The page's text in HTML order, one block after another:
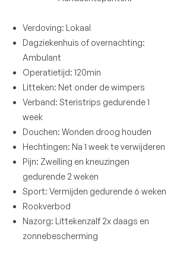
Verdoving: Lokaal
Dagziekenhuis of overnachting:
Ambulant
Operatietijd: 120min
Litteken: Net onder de wimpers
Verband: Steristrips gedurende 1
week
Douchen: Wonden droog houden
Hechtingen: Na 1 week te verwijderen
Pijn: Zwelling en kneuzingen
gedurende 2 weken
Sport: Vermijden gedurende 6 weken
Rookverbod
Nazorg: Littekenzalf 2x daags en
zonnebescherming